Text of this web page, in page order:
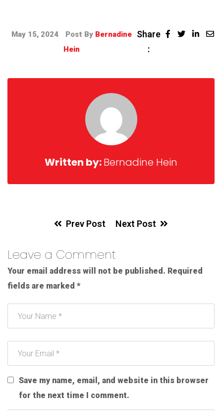
May 15, 2024 Post By Bernadine
Hein
Share
:
Written by:Bernadine Hein
Prev Post Next Post
Leave a Comment
Your email address will not be published. Required
fields are marked *
Save my name, email, and website in this browser
for the next time I comment.